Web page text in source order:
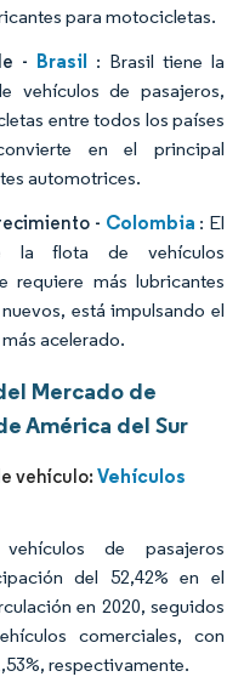
para motocicletas.
- Brasil : Brasil tiene la
vehículos de pasajeros,
entre todos los países
en el principal
automotrices.
- Colombia : El
la flota de vehículos
requiere más lubricantes
está impulsando el
acelerado.
Mercado de
América del Sur
vehículo:Vehículos
de pasajeros
del 52,42% en el
en 2020, seguidos
comerciales, con
respectivamente.